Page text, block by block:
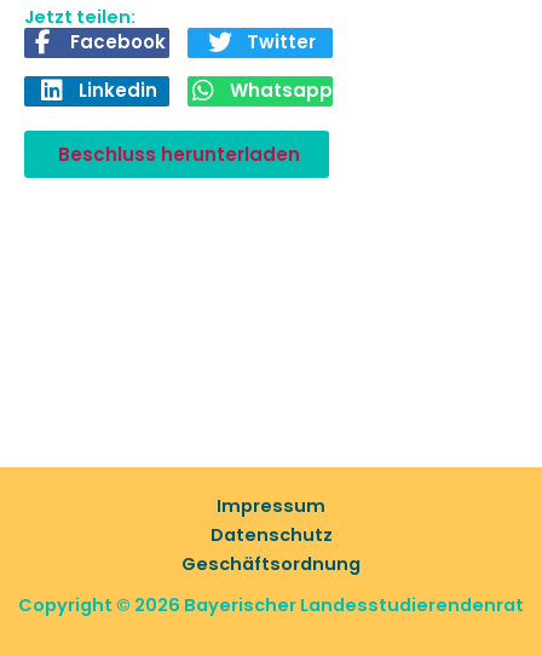
Jetzt teilen:
Facebook
Twitter
Linkedin
Whatsapp
Beschluss herunterladen
Impressum
Datenschutz
Geschäftsordnung
Copyright © 2026 Bayerischer Landesstudierendenrat